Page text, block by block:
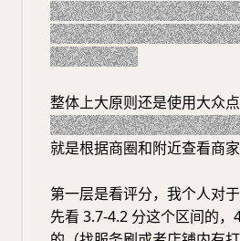
找美食的门槛和难度有点高
能找到。这个我可以后面单
的美食荒漠）
整体上大原则还是使用大众
上网红化了，而且刷多了很
就是根据商圈和附近查看商家
第一层是看评分，我个人对
先看 3.7-4.2 分这个区间的